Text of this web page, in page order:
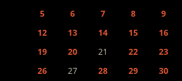
5
6 7 8 9
12
13 14 15 16
19
20 21 22 23
26
27 28 29 30